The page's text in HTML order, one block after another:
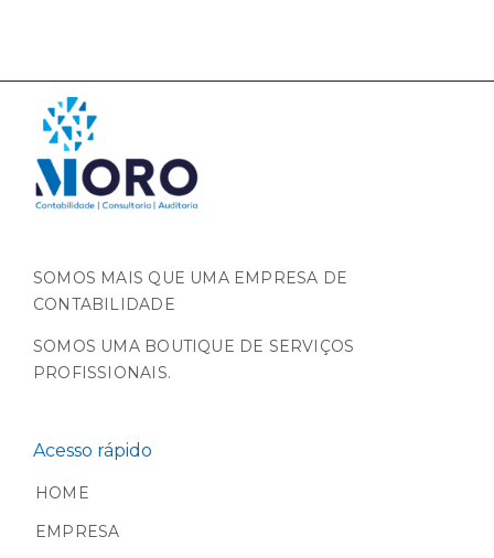
SOMOS MAIS QUE UMA EMPRESA DE
CONTABILIDADE
SOMOS UMA BOUTIQUE DE SERVIÇOS
PROFISSIONAIS.
Acesso rápido
HOME
EMPRESA